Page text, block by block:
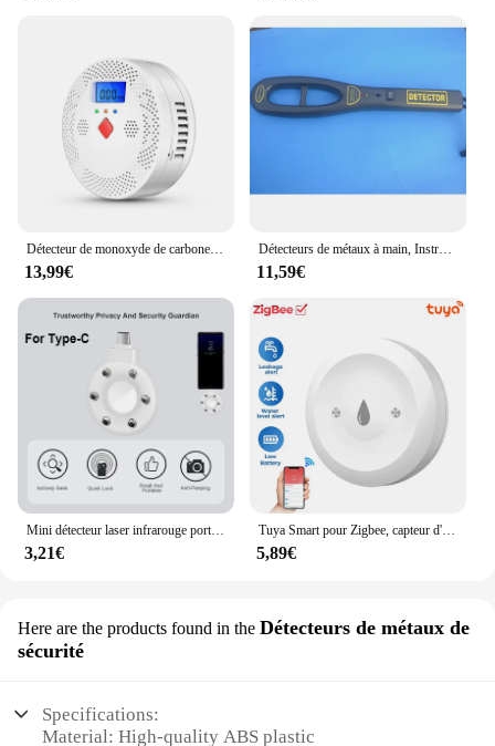
13,99€
Détecteurs de métaux à main, Instrument de sécurité rebondissant, Scanner de haute sensibilité
11,59€
Mini détecteur laser infrarouge portable sans fil, micro caméra, EAU, anti-espion, dispositif anti-candidat pour les voyages
3,21€
Tuya Smart pour Zigbee, capteur d'eau, détecteur de fuite d'eau d'inondation, application de surveillance à distance, prise en charge de l'assistant domestique Zigbee2mqtt
5,89€
Here are the products found in the Détecteurs de métaux de
sécurité
Specifications:
Material: High-quality ABS plastic